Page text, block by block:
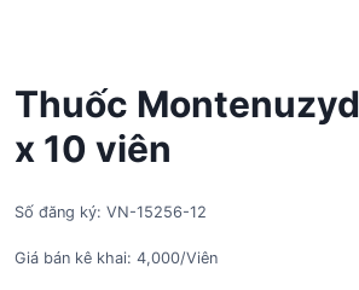
Thuốc
x 10 viên
Số đăng ký: VN-15256-12
Giá bán kê khai: 4,000/Viên